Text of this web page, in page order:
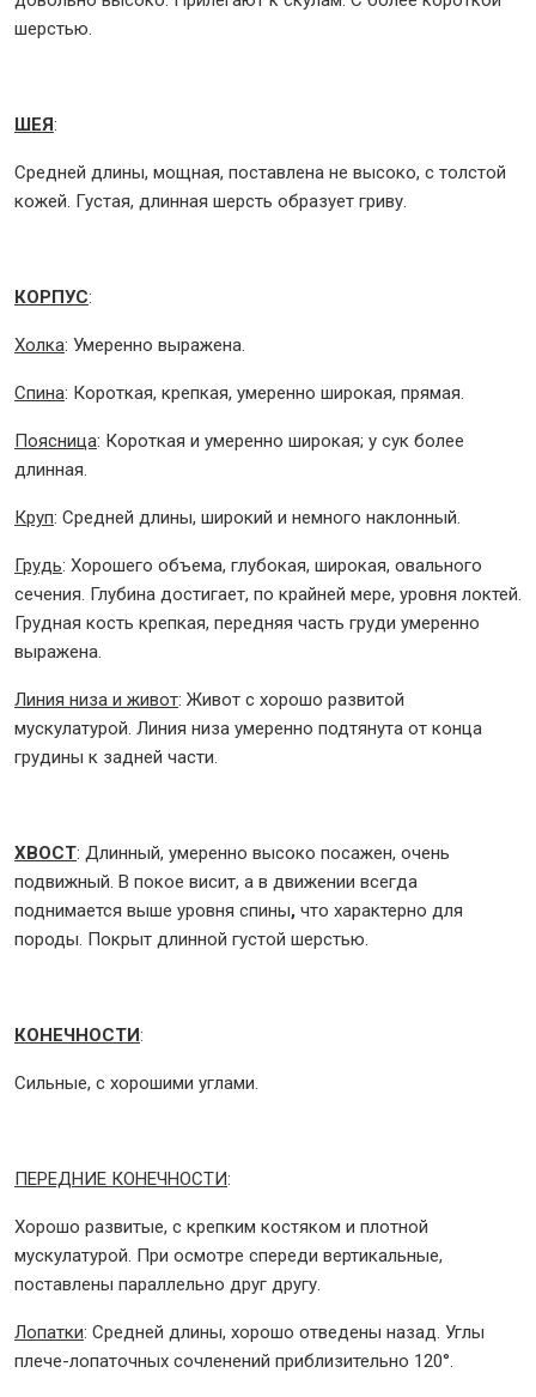
шерстью.
ШЕЯ:
Средней длины, мощная, поставлена не высоко, с толстой
кожей. Густая, длинная шерсть образует гриву.
КОРПУС:
Холка: Умеренно выражена.
Спина: Короткая, крепкая, умеренно широкая, прямая.
Поясница: Короткая и умеренно широкая; у сук более
длинная.
Круп: Средней длины, широкий и немного наклонный.
Грудь: Хорошего объема, глубокая, широкая, овального
сечения. Глубина достигает, по крайней мере, уровня локтей.
Грудная кость крепкая, передняя часть груди умеренно
выражена.
Линия низа и живот: Живот с хорошо развитой
мускулатурой. Линия низа умеренно подтянута от конца
грудины к задней части.
ХВОСТ: Длинный, умеренно высоко посажен, очень
подвижный. В покое висит, а в движении всегда
поднимается выше уровня спины, что характерно для
породы. Покрыт длинной густой шерстью.
КОНЕЧНОСТИ:
Сильные, с хорошими углами.
ПЕРЕДНИЕ КОНЕЧНОСТИ:
Хорошо развитые, с крепким костяком и плотной
мускулатурой. При осмотре спереди вертикальные,
поставлены параллельно друг другу.
Лопатки: Средней длины, хорошо отведены назад. Углы
плече-лопаточных сочленений приблизительно 120°.